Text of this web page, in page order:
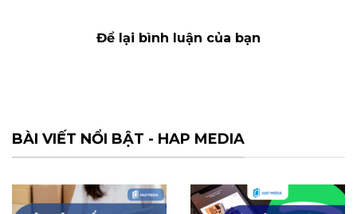
Để lại bình luận của bạn
BÀI VIẾT NỔI BẬT - HAP MEDIA